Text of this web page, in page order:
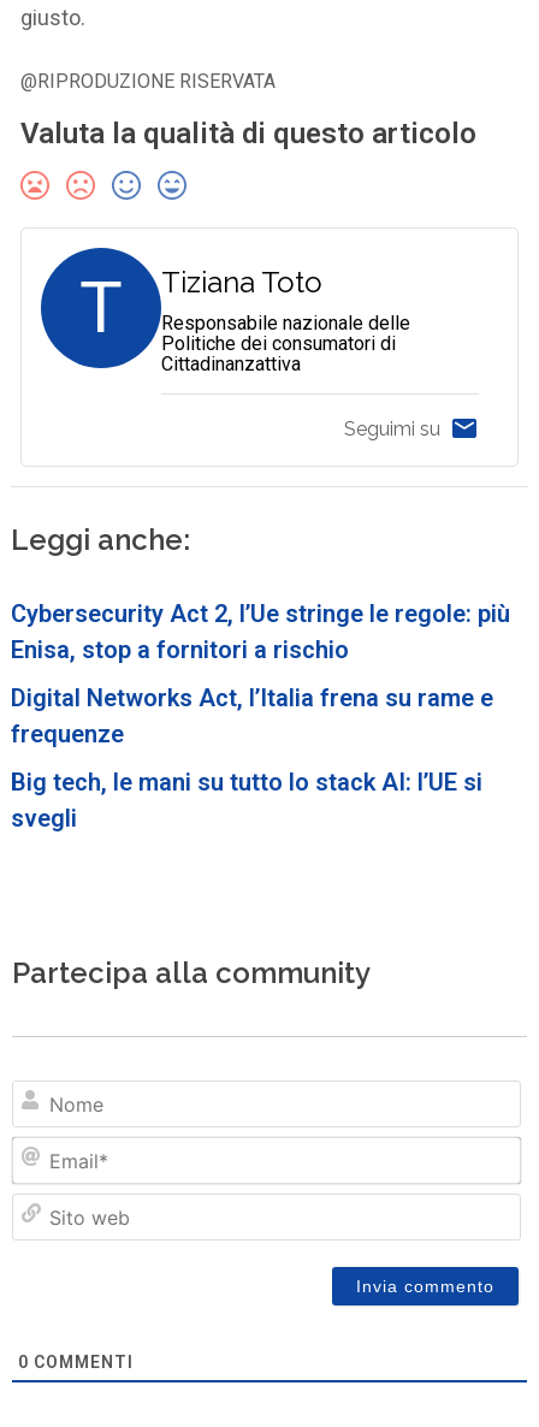
giusto.
@RIPRODUZIONE RISERVATA
Valuta la qualità di questo articolo
T Tiziana Toto
Responsabile nazionale delle
Politiche dei consumatori di
Cittadinanzattiva
Seguimi su
Leggi anche:
Cybersecurity Act 2, l’Ue stringe le regole: più
Enisa, stop a fornitori a rischio
Digital Networks Act, l’Italia frena su rame e
frequenze
Big tech, le mani su tutto lo stack AI: l’UE si
svegli
Partecipa alla community
0 COMMENTI